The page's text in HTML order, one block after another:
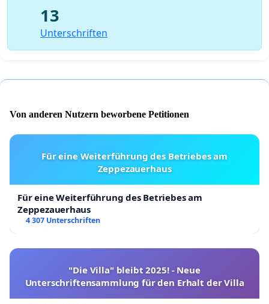
13
Unterschriften
Von anderen Nutzern beworbene Petitionen
Für eine Weiterführung des Betriebes am
Zeppezauerhaus
Für eine Weiterführung des Betriebes am
Zeppezauerhaus
4 307 Unterschriften
"Die Villa" bleibt 2025! - Neue
Unterschriftensammlung für den Erhalt der Villa